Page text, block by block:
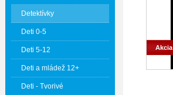
Detektívky
Deti 0-5
Deti 5-12
Deti a mládež 12+
Deti - Tvorivé
Akcia